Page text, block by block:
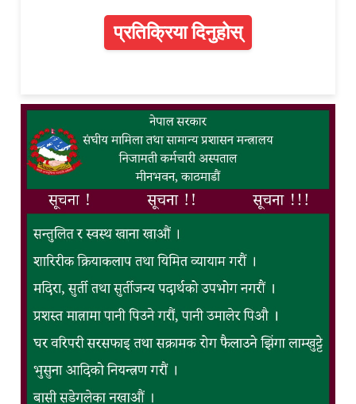
प्रतिक्रिया दिनुहोस्